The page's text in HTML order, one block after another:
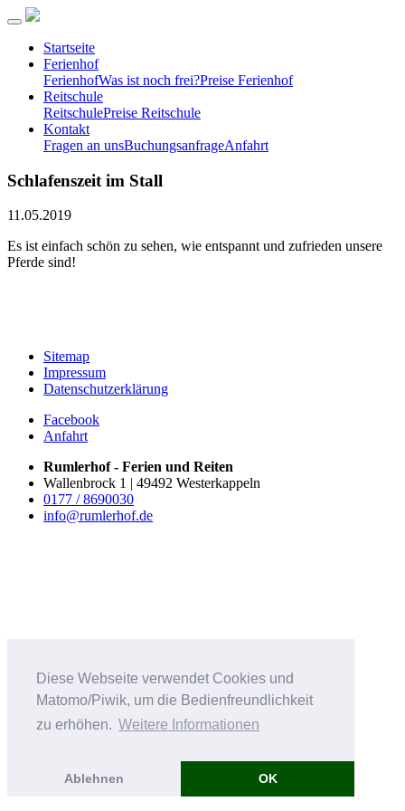
Diese Webseite verwendet Cookies und
Matomo/Piwik, um die Bedienfreundlichkeit
zu erhöhen. Weitere Informationen
Ablehnen OK
Startseite
Ferienhof
FerienhofWas ist noch frei?Preise Ferienhof
Reitschule
ReitschulePreise Reitschule
Kontakt
Fragen an unsBuchungsanfrageAnfahrt
Schlafenszeit im Stall
11.05.2019
Es ist einfach schön zu sehen, wie entspannt und zufrieden unsere
Pferde sind!
Sitemap
Impressum
Datenschutzerklärung
Facebook
Anfahrt
Rumlerhof - Ferien und Reiten
Wallenbrock 1 | 49492 Westerkappeln
0177 / 8690030
info@rumlerhof.de